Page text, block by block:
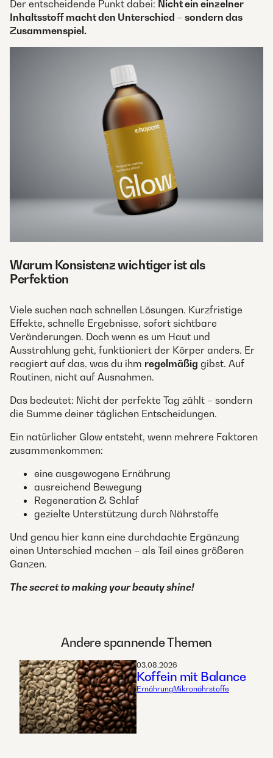
Der entscheidende Punkt dabei: Nicht ein einzelner
Inhaltsstoff macht den Unterschied – sondern das
Zusammenspiel.
Warum Konsistenz wichtiger ist als
Perfektion
Viele suchen nach schnellen Lösungen. Kurzfristige
Effekte, schnelle Ergebnisse, sofort sichtbare
Veränderungen. Doch wenn es um Haut und
Ausstrahlung geht, funktioniert der Körper anders. Er
reagiert auf das, was du ihm regelmäßig gibst. Auf
Routinen, nicht auf Ausnahmen.
Das bedeutet: Nicht der perfekte Tag zählt – sondern
die Summe deiner täglichen Entscheidungen.
Ein natürlicher Glow entsteht, wenn mehrere Faktoren
zusammenkommen:
eine ausgewogene Ernährung
ausreichend Bewegung
Regeneration & Schlaf
gezielte Unterstützung durch Nährstoffe
Und genau hier kann eine durchdachte Ergänzung
einen Unterschied machen – als Teil eines größeren
Ganzen.
The secret to making your beauty shine!​
Andere spannende Themen
03.08.2026
Koffein mit Balance
ErnährungMikronährstoffe